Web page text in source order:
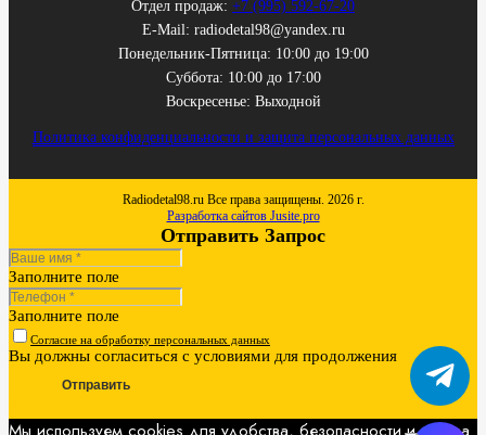
Отдел продаж: +7 (995) 592-67-20
E-Mail: radiodetal98@yandex.ru
Понедельник-Пятница: 10:00 до 19:00
Суббота: 10:00 до 17:00
Воскресенье: Выходной
Политика конфиденциальности и защита персональных данных
Radiodetal98.ru Все права защищены. 2026 г.
Разработка сайтов Jusite.pro
Отправить Запрос
Заполните поле
Заполните поле
Согласие на обработку персональных данных
Вы должны согласиться с условиями для продолжения
Отправить
Мы используем cookies для удобства, безопасности и показа